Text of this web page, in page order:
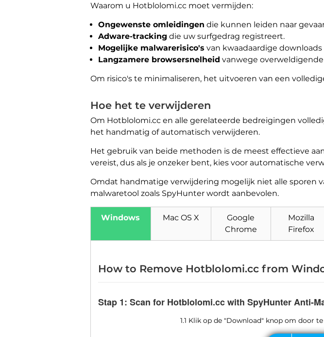
Waarom u Hotblolomi.cc moet vermijden:
Ongewenste omleidingen die kunnen leiden naar
Adware-tracking die uw surfgedrag registreert.
Mogelijke malwarerisico's van kwaadaardige downloads
Langzamere browsersnelheid vanwege
Om risico's te minimaliseren, het uitvoeren van een
Hoe het te verwijderen
Om Hotblolomi.cc en alle gerelateerde bedreigingen
het handmatig of automatisch verwijderen.
Het gebruik van beide methoden is de meest effectieve
vereist, dus als je onzeker bent, kies voor automatische
Omdat handmatige verwijdering mogelijk niet alle sporen
malwaretool zoals SpyHunter wordt aanbevolen.
Windows Mac OS X
Google
Chrome
Mozilla
Firefox
How to Remove Hotblolomi.cc from
Stap 1: Scan for Hotblolomi.cc with SpyHunter Anti-
1.1 Klik op de "Download" knop om door
Download
Malware